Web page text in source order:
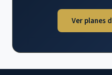
Ver planes